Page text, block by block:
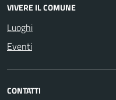
VIVERE IL COMUNE
Luoghi
Eventi
CONTATTI